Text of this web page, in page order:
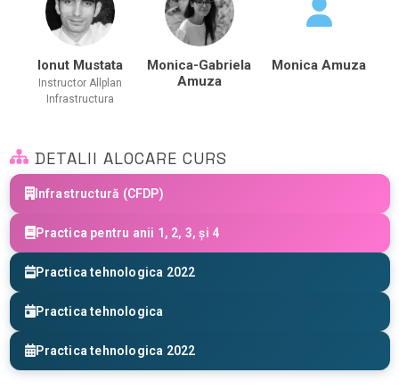
Ionut Mustata
Instructor Allplan
Infrastructura
Monica-Gabriela
Amuza
Monica Amuza
DETALII ALOCARE CURS
Infrastructură (CFDP)
Practica pentru anii 1, 2, 3, și 4
Practica tehnologica 2022
Practica tehnologica
Practica tehnologica 2022